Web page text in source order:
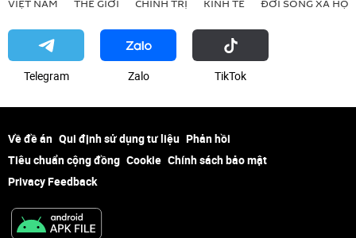
VIỆT NAM THẾ GIỚI CHÍNH TRỊ KINH TẾ ĐỜI SỐNG XÃ HỘI
Telegram Zalo ТikТоk
Về đề án Qui định sử dụng tư liệu Phản hồi
Tiêu chuẩn cộng đồng Cookie Chính sách bảo mật
Privacy Feedback